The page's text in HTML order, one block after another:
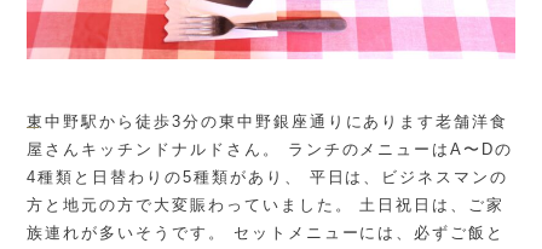
東中野駅から徒歩3分の東中野銀座通りにあります老舗洋食
屋さんキッチンドナルドさん。 ランチのメニューはA〜Dの
4種類と日替わりの5種類があり、 平日は、ビジネスマンの
方と地元の方で大変賑わっていました。 土日祝日は、ご家
族連れが多いそうです。 セットメニューには、必ずご飯と